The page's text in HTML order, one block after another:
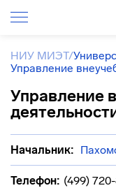
НИУ МИЭТ/
Управление
Управление
Начальник:
Телефон: (499)